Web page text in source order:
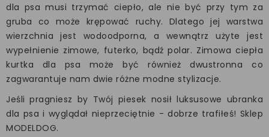
dla psa musi trzymać ciepło, ale nie być przy tym za
gruba co może krępować ruchy. Dlatego jej warstwa
wierzchnia jest wodoodporna, a wewnątrz użyte jest
wypełnienie zimowe, futerko, bądź polar. Zimowa ciepła
kurtka dla psa może być również dwustronna co
zagwarantuje nam dwie różne modne stylizacje.
Jeśli pragniesz by Twój piesek nosił luksusowe ubranka
dla psa i wyglądał nieprzeciętnie - dobrze trafiłeś! Sklep
MODELDOG.